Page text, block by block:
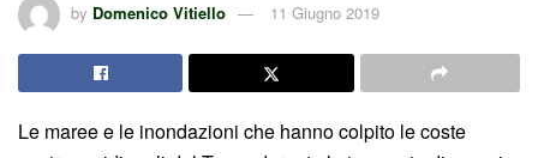
by Domenico Vitiello 11 Giugno 2019
Le maree e le inondazioni che hanno colpito le coste